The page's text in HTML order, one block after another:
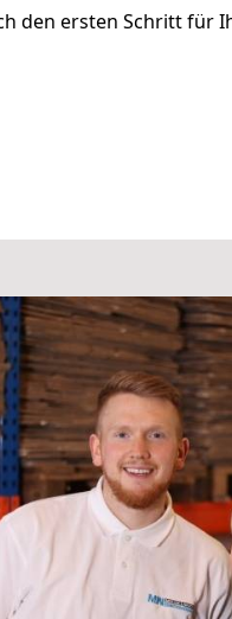
den ersten Schritt für